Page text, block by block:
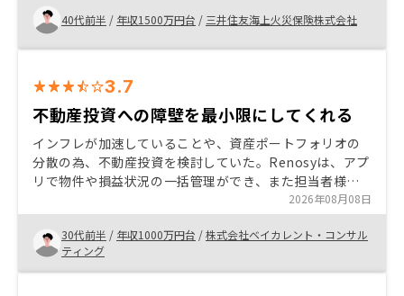
40代前半 / 年収1500万円台 / 三井住友海上火災保険株式会社
3.7
不動産投資への障壁を最小限にしてくれる
インフレが加速していることや、資産ポートフォリオの
分散の為、不動産投資を検討していた。Renosyは、アプ
リで物件や損益状況の一括管理ができ、また担当者様の
サポートも充実しており、懸念していた管理工数を最小
限で抑えられると感じた。また売却する際もRenosyネッ
トワークの中で比較的容易に進められる部分は魅力的だ
った。
2026年08月08日
30代前半 / 年収1000万円台 /株式会社ベイカレント・コンサル
ティング